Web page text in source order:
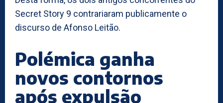
Secret Story 9 contrariaram publicamente o
discurso de Afonso Leitão.
Polémica ganha
novos contornos
após expulsão